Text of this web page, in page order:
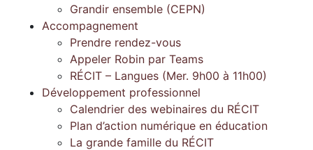
Grandir ensemble (CEPN)
Accompagnement
Prendre rendez-vous
Appeler Robin par Teams
RÉCIT – Langues (Mer. 9h00 à 11h00)
Développement professionnel
Calendrier des webinaires du RÉCIT
Plan d’action numérique en éducation
La grande famille du RÉCIT